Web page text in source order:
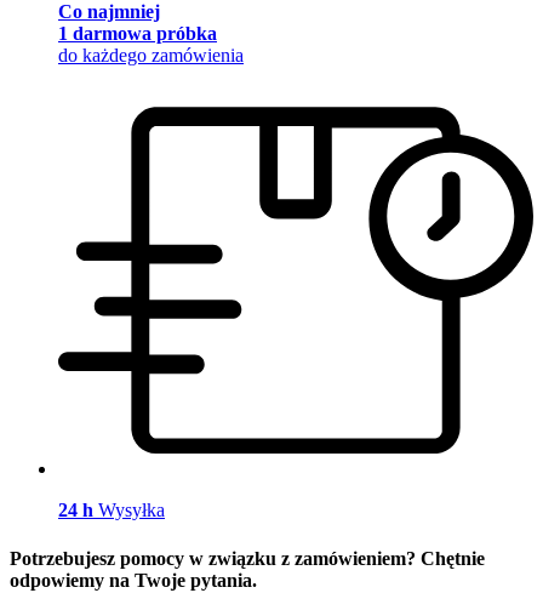
Co najmniej
1 darmowa próbka
do każdego zamówienia
24 h Wysyłka
Potrzebujesz pomocy w związku z zamówieniem? Chętnie
odpowiemy na Twoje pytania.